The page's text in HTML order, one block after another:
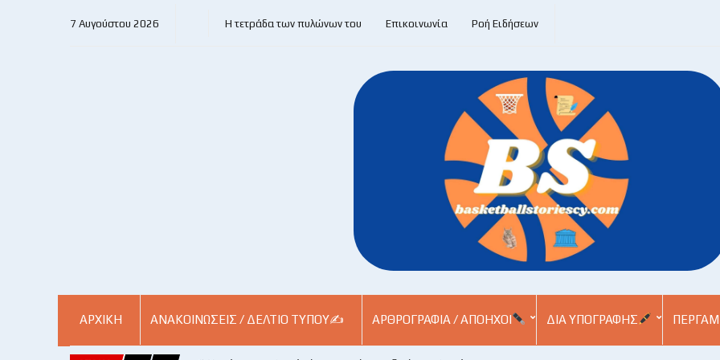
7 Αυγούστου 2026 Η τετράδα των πυλώνων του Επικοινωνία Ροή Ειδήσεων
ΑΡΧΙΚΗ ΑΝΑΚΟΙΝΏΣΕΙΣ / ΔΕΛΤΊΟ ΤΎΠΟΥ✍ ΑΡΘΡΟΓΡΑΦΊΑ / ΑΠΌΗΧΟΙ ΔΙΑ ΥΠΟΓΡΑΦΉΣ